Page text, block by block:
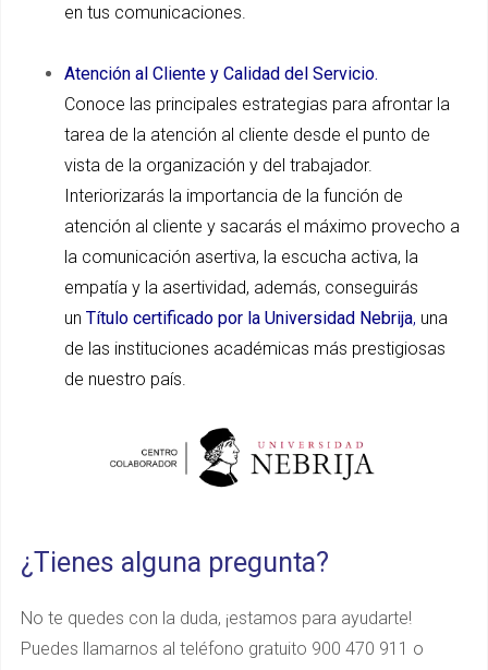
en tus comunicaciones.
Atención al Cliente y Calidad del Servicio.
Conoce las principales estrategias para afrontar la
tarea de la atención al cliente desde el punto de
vista de la organización y del trabajador.
Interiorizarás la importancia de la función de
atención al cliente y sacarás el máximo provecho a
la comunicación asertiva, la escucha activa, la
empatía y la asertividad, además, conseguirás
un Título certificado por la Universidad Nebrija, una
de las instituciones académicas más prestigiosas
de nuestro país.
¿Tienes alguna pregunta?
No te quedes con la duda, ¡estamos para ayudarte!
Puedes llamarnos al teléfono gratuito 900 470 911 o